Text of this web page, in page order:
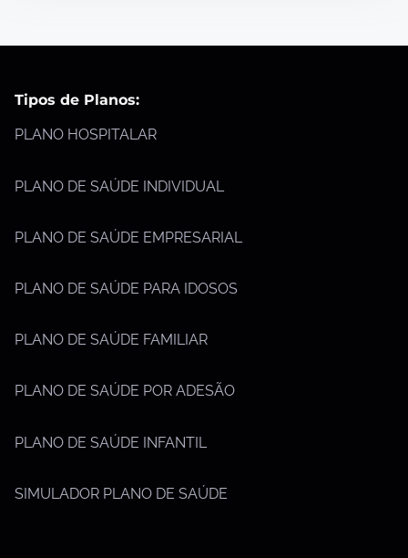
Tipos de Planos:
PLANO HOSPITALAR
PLANO DE SAÚDE INDIVIDUAL
PLANO DE SAÚDE EMPRESARIAL
PLANO DE SAÚDE PARA IDOSOS
PLANO DE SAÚDE FAMILIAR
PLANO DE SAÚDE POR ADESÃO
PLANO DE SAÚDE INFANTIL
SIMULADOR PLANO DE SAÚDE